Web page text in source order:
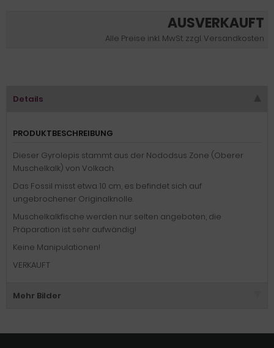
AUSVERKAUFT
Alle Preise inkl. MwSt. zzgl. Versandkosten
Details
PRODUKTBESCHREIBUNG
Dieser Gyrolepis stammt aus der Nododsus Zone (Oberer
Muschelkalk) von Volkach.
Das Fossil misst etwa 10 cm, es befindet sich auf
ungebrochener Originalknolle.
Muschelkalkfische werden nur selten angeboten, die
Präparation ist sehr aufwändig!
Keine Manipulationen!
VERKAUFT
Mehr Bilder